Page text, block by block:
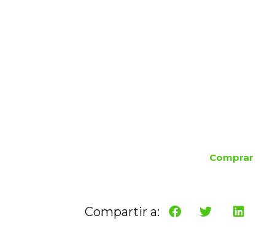
Comprar
Compartir a: